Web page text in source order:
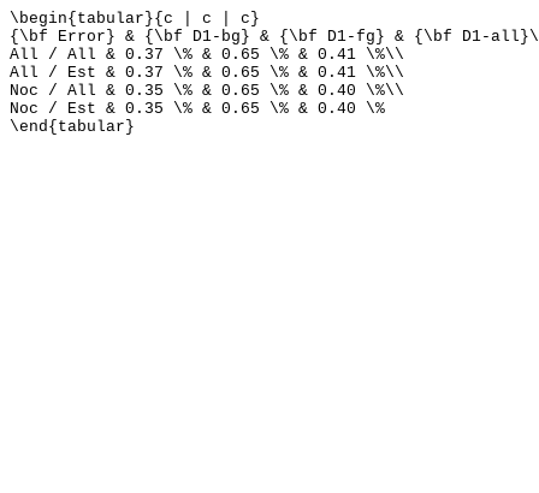
\begin{tabular}{c | c | c}
{\bf Error} & {\bf D1-bg} & {\bf D1-fg} & {\bf D1-
All / All & 0.37 \% & 0.65 \% & 0.41 \%\\
All / Est & 0.37 \% & 0.65 \% & 0.41 \%\\
Noc / All & 0.35 \% & 0.65 \% & 0.40 \%\\
Noc / Est & 0.35 \% & 0.65 \% & 0.40 \%
\end{tabular}